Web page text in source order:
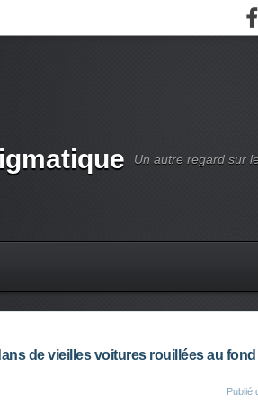
Un autre regard sur
de vieilles voitures rouillées au
Publié